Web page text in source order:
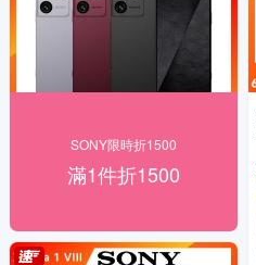
SONY限時折1500
滿1件折1500